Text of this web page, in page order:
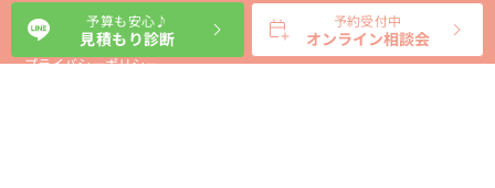
会社概要
プライバシーポリシー
予算も安心♪
見積もり診断
予約受付中
オンライン相談会